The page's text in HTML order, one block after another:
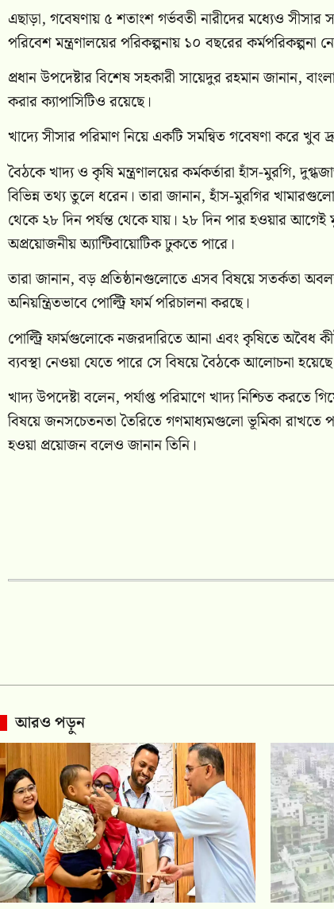
এছাড়া, গবেষণায় ৫ শতাংশ গর্ভবতী নারীদের মধ্যেও
পরিবেশ মন্ত্রণালয়ের পরিকল্পনায় ১০ বছরের কর্মপরিকল্পনা
প্রধান উপদেষ্টার বিশেষ সহকারী সায়েদুর রহমান জানান,
করার ক্যাপাসিটিও রয়েছে।
খাদ্যে সীসার পরিমাণ নিয়ে একটি সমন্বিত গবেষণা করে খুব
বৈঠকে খাদ্য ও কৃষি মন্ত্রণালয়ের কর্মকর্তারা হাঁস-মুরগি,
বিভিন্ন তথ্য তুলে ধরেন। তারা জানান, হাঁস-মুরগির
থেকে ২৮ দিন পর্যন্ত থেকে যায়। ২৮ দিন পার হওয়ার আগেই
অপ্রয়োজনীয় অ্যান্টিবায়োটিক ঢুকতে পারে।
তারা জানান, বড় প্রতিষ্ঠানগুলোতে এসব বিষয়ে সতর্কতা
অনিয়ন্ত্রিতভাবে পোল্ট্রি ফার্ম পরিচালনা করছে।
পোল্ট্রি ফার্মগুলোকে নজরদারিতে আনা এবং কৃষিতে অবৈধ
ব্যবস্থা নেওয়া যেতে পারে সে বিষয়ে বৈঠকে আলোচনা
খাদ্য উপদেষ্টা বলেন, পর্যাপ্ত পরিমাণে খাদ্য নিশ্চিত করতে
বিষয়ে জনসচেতনতা তৈরিতে গণমাধ্যমগুলো ভূমিকা রাখতে
হওয়া প্রয়োজন বলেও জানান তিনি।
আরও পড়ুন